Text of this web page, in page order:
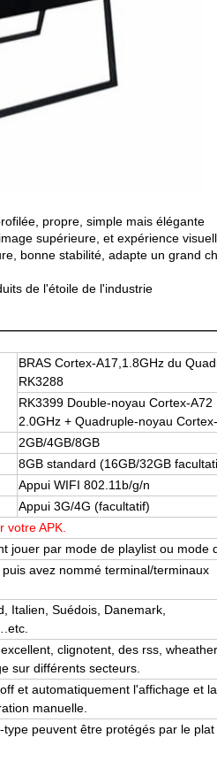
propre, simple mais élégante
supérieure, et expérience
bonne stabilité, adapte un grand
de l'étoile de l'industrie
BRAS Cortex-A17,1.8GHz du
RK3288
RK3399 Double-noyau Cortex-A72
2.0GHz + Quadruple-noyau
2GB/4GB/8GB
8GB standard (16GB/32GB
Appui WIFI 802.11b/g/n
Appui 3G/4G (facultatif)
votre APK.
jouer par mode de playlist ou mode
avez nommé terminal/terminaux
Italien, Suédois, Danemark,
clignotent, des rss, wheather,
sur différents secteurs.
et automatiquement l'affichage et la
manuelle.
peuvent être protégés par le plat